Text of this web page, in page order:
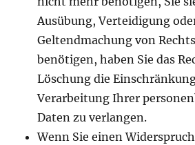
Ausübung, Verteidigung
Geltendmachung von
benötigen, haben Sie das
Löschung die
Verarbeitung Ihrer
Daten zu verlangen.
Wenn Sie einen